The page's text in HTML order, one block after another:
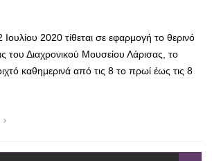
2020 τίθεται σε εφαρμογή το θερινό
του Διαχρονικού Μουσείου Λάρισας, το
καθημερινά από τις 8 το πρωί έως τις 8